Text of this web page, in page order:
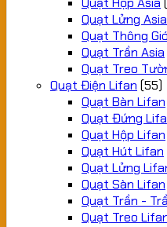
Quạt Lửng Asia
Quạt Thông
Quạt Trần Asia
Quạt Treo
Quạt Điện Lifan (55)
Quạt Bàn Lifan
Quạt Đứng
Quạt Hộp Lifan
Quạt Hút Lifan
Quạt Lửng
Quạt Sàn Lifan
Quạt Trần -
Quạt Treo